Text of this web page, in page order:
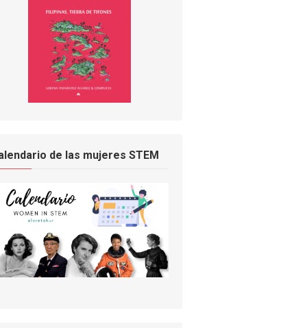
de las mujeres STEM